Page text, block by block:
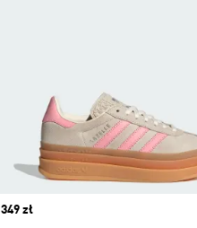
Price
349 zł